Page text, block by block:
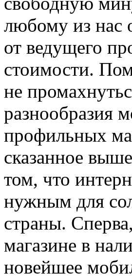
любому из нас
от ведущего
стоимости.
не
разнообразия
профильных
сказанное
том, что
нужным для
страны.
магазине в
новейшее